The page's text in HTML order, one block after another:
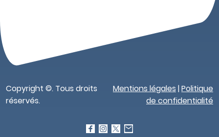
Copyright ©. Tous droits
réservés.
Mentions légales |Politique
de confidentialité